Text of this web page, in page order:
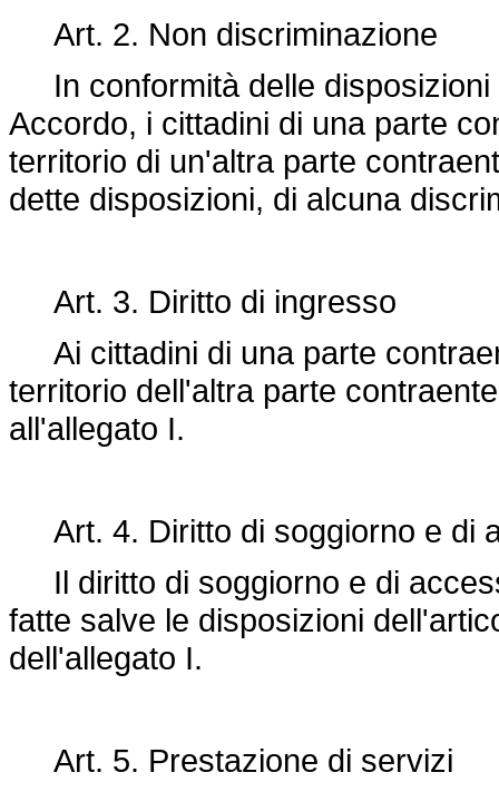
Art. 2. Non discriminazione
In conformità delle disposizioni
Accordo, i cittadini di una parte
territorio di un'altra parte
dette disposizioni, di alcuna
Art. 3. Diritto di ingresso
Ai cittadini di una parte
territorio dell'altra parte
all'allegato I.
Art. 4. Diritto di soggiorno e di
Il diritto di soggiorno e di
fatte salve le disposizioni
dell'allegato I.
Art. 5. Prestazione di servizi